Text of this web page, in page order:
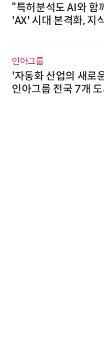
“특허분석도 AI와
'AX' 시대 본격화, 지
인아그룹
'자동화 산업의 새로
인아그룹 전국 7개